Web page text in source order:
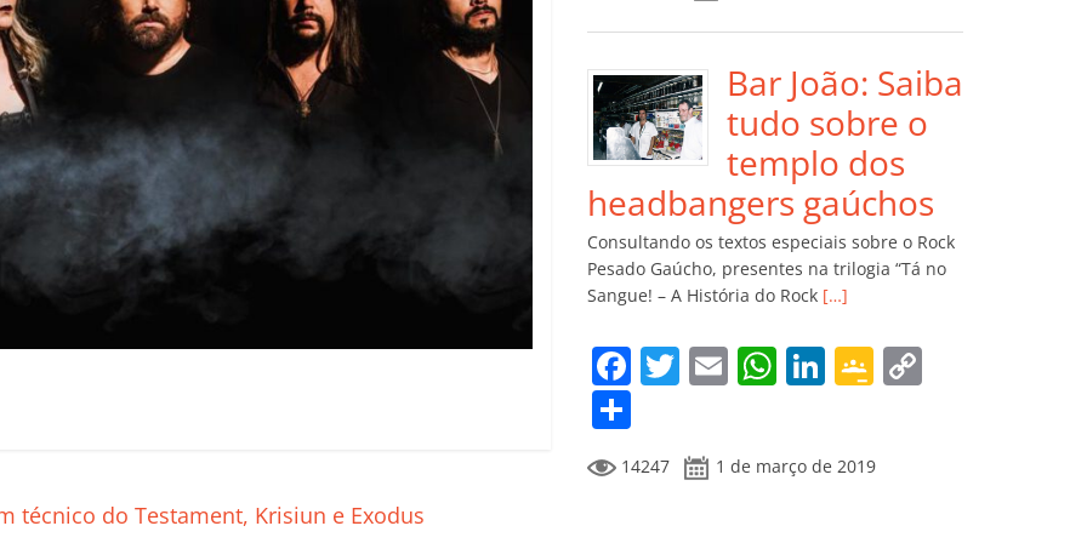
técnico do Testament, Krisiun e Exodus
b
o
o
k
A
p
p
dI
n
e
Cl
a
ss
ro
o
m
Li
n
k
p
ar
til
h
ar
Bar João: Saiba
tudo sobre o
templo dos
headbangers gaúchos
Consultando os textos especiais sobre o Rock
Pesado Gaúcho, presentes na trilogia “Tá no
Sangue! – A História do Rock […]
F
e
T
itt
er
E
l
W
s
Li
e
G
gl
o
m
14247 1 de março de 2019